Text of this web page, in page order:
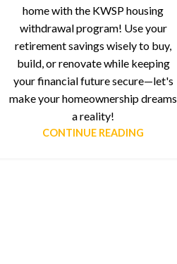
home with the KWSP housing
withdrawal program! Use your
retirement savings wisely to buy,
build, or renovate while keeping
your financial future secure—let's
make your homeownership dreams
a reality!
CONTINUE READING